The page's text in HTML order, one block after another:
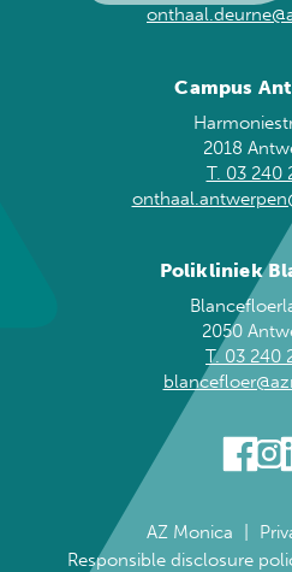
Campus
2018
T. 03 240
Polikliniek
2050
T. 03 240
AZ Monica
Responsible disclosure